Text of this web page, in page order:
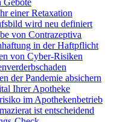
Gebote
einer Retaxation
wird neu definiert
von Contrazeptiva
in der Haftpflicht
von Cyber-Risiken
der Pandemie absichern
Ihrer Apotheke
im Apothekenbetrieb
ist entscheidend